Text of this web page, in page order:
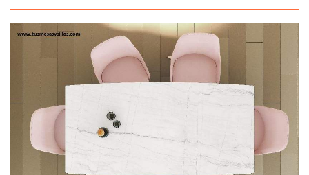
Mesas
Mesas
Cocina
Sillas
Cocina